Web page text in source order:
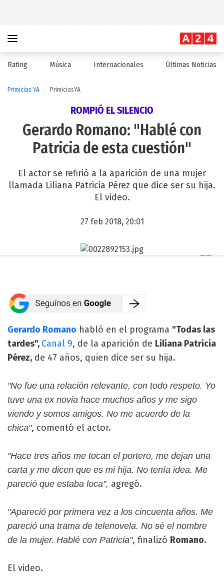
Rating Música Internacionales Últimas Noticias
Primicias YA PrimiciasYA
ROMPIÓ EL SILENCIO
Gerardo Romano: "Hablé con
Patricia de esta cuestión"
El actor se refirió a la aparición de una mujer
llamada Liliana Patricia Pérez que dice ser su hija.
El video.
27 feb 2018, 20:01
Gerardo Romano habló en el programa "Todas las
tardes", Canal 9, de la aparición de Liliana Patricia
Pérez, de 47 años, quien dice ser su hija.
"No fue una relación relevante, con todo respeto. Yo
tuve una ex novia hace muchos años y me sigo
viendo y somos amigos. No me acuerdo de la
chica", comentó el actor.
"Hace tres años me tocan el portero, me dejan una
carta y me dicen que es mi hija. No tenía idea. Me
pareció que estaba loca", agregó.
"Apareció por primera vez a los cincuenta años. Me
pareció una trama de telenovela. No sé el nombre
de la mujer. Hablé con Patricia", finalizó Romano.
El video.